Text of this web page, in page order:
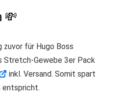
💸
zuvor für Hugo Boss
Stretch-Gewebe 3er Pack
inkl. Versand. Somit spart
entspricht.